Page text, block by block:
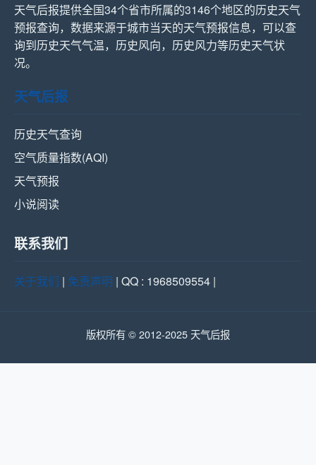
天气后报提供全国34个省市所属的3146个地区的历史天气
预报查询，数据来源于城市当天的天气预报信息，可以查
询到历史天气气温，历史风向，历史风力等历史天气状
况。
天气后报
历史天气查询
空气质量指数(AQI)
天气预报
小说阅读
联系我们
关于我们 | 免责声明 | QQ : 1968509554 |
版权所有 © 2012-2025 天气后报